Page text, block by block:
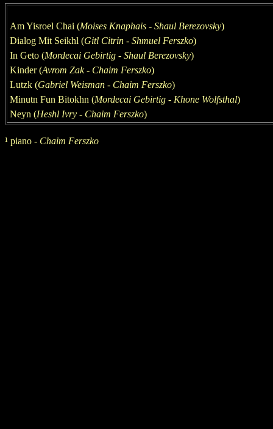
Am Yisroel Chai (Moises Knaphais - Shaul Berezovsky)
Dialog Mit Seikhl (Gitl Citrin - Shmuel Ferszko)
In Geto (Mordecai Gebirtig - Shaul Berezovsky)
Kinder (Avrom Zak- Chaim Ferszko)
Lutzk (Gabriel Weisman - Chaim Ferszko)
Minutn Fun Bitokhn (Mordecai Gebirtig - Khone Wolfsthal)
Neyn (Heshl Ivry - Chaim Ferszko)
¹ piano - Chaim Ferszko